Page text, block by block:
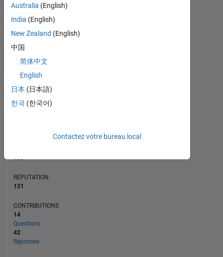
CONTRIBUTIONS 10
4
028
RÉPUTATION
131
CONTRIBUTIONS
14
Questions
42
Réponses
Australia (English)
India (English)
New Zealand (English)
中国
简体中文
English
日本 (日本語)
한국 (한국어)
Contactez votre bureau local